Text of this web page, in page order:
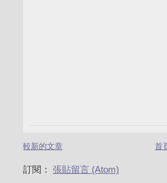
較新的文章 首
訂閱： 張貼留言 (Atom)